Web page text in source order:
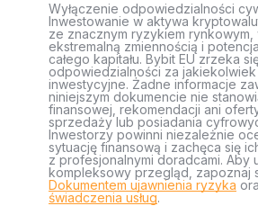
Wyłączenie odpowiedzialności
Inwestowanie w aktywa
ze znacznym ryzykiem rynkowym,
ekstremalną zmiennością i
całego kapitału. Bybit EU zrzeka
odpowiedzialności za
inwestycyjne. Żadne informacje
niniejszym dokumencie nie
finansowej, rekomendacji ani
sprzedaży lub posiadania
Inwestorzy powinni niezależnie
sytuację finansową i zachęca się
z profesjonalnymi doradcami. Aby
kompleksowy przegląd, zapoznaj
Dokumentem ujawnienia ryzyka
świadczenia usług.